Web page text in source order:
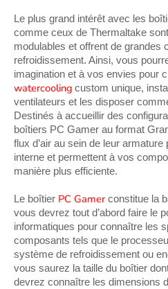
Le plus grand intérêt avec les
comme ceux de Thermaltake
modulables et offrent de grandes
refroidissement. Ainsi, vous
imagination et à vos envies pour
watercooling custom unique,
ventilateurs et les disposer
Destinés à accueillir des
boîtiers PC Gamer au format
flux d’air au sein de leur
interne et permettent à vos
manière plus efficiente.
Le boîtier PC Gamer constitue la
vous devrez tout d’abord faire le
informatiques pour connaître les
composants tels que le
système de refroidissement ou
vous saurez la taille du boîtier
devrez connaître les dimensions